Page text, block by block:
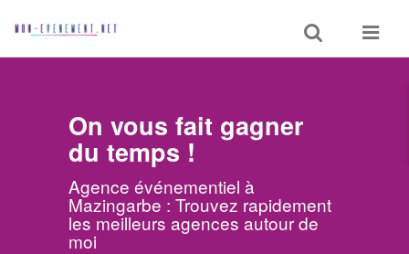
Toggle
search
Toggle
On vous fait gagner
du temps !
Agence événementiel à
Mazingarbe : Trouvez rapidement
les meilleurs agences autour de
moi